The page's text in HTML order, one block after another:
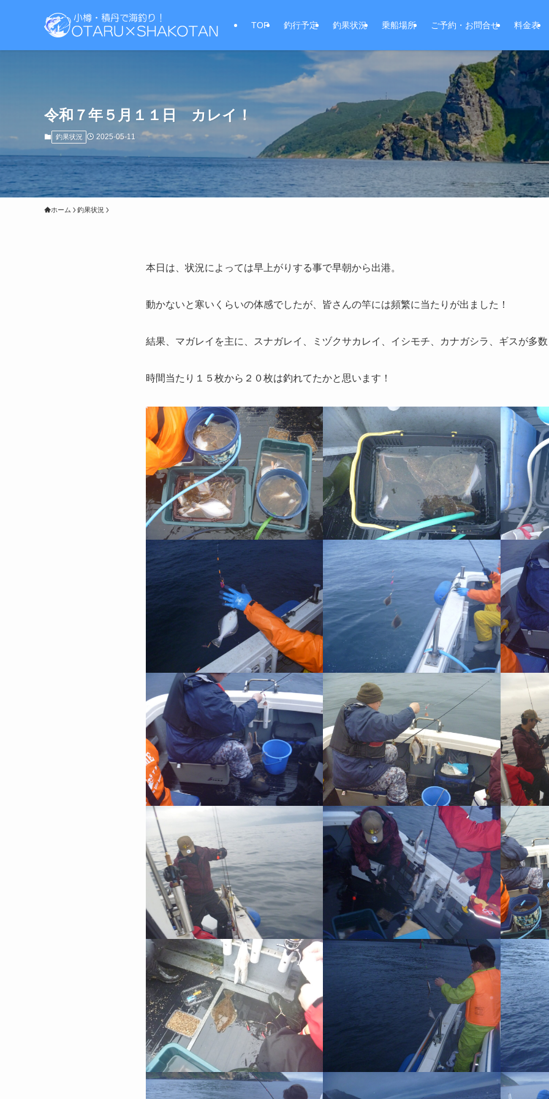
TOP 釣行予定 釣果状況 乗船場所 ご予約・お問合せ 料金表
令和７年５月１１日 カレイ！
釣果状況 2025-05-11
ホーム 釣果状況
本日は、状況によっては早上がりする事で早朝から出港。
動かないと寒いくらいの体感でしたが、皆さんの竿には頻繁に当たりが出ました！
結果、マガレイを主に、スナガレイ、ミヅクサカレイ、イシモチ、カナガシラ、ギスが多
時間当たり１５枚から２０枚は釣れてたかと思います！